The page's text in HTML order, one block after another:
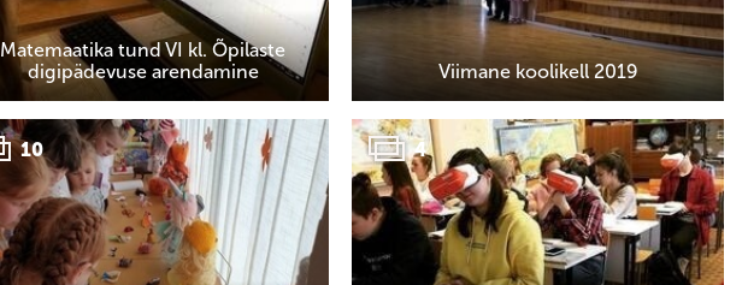
Matemaatika tund VI kl. Õpilaste
digipädevuse arendamine
Viimane koolikell 2019
10 4